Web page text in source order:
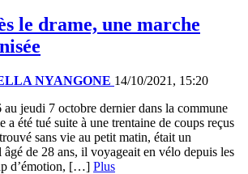
le drame, une marche
NYANGONE 14/10/2021, 15:20
jeudi 7 octobre dernier dans la commune
a été tué suite à une trentaine de coups reçus
sans vie au petit matin, était un
âgé de 28 ans, il voyageait en vélo depuis les
d’émotion, […] Plus